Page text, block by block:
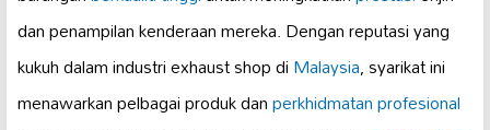
dan penampilan kenderaan mereka. Dengan reputasi yang
kukuh dalam industri exhaust shop diMalaysia, syarikat ini
menawarkan pelbagai produk danperkhidmatan profesional